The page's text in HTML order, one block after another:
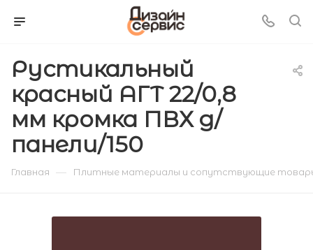
Рустикальный
красный АГТ 22/0,8
мм кромка ПВХ д/
панели/150
Главная — Плитные материалы и сопутствующие